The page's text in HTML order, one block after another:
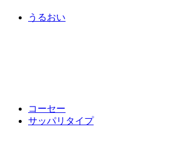
うるおい
コーセー
サッパリタイプ